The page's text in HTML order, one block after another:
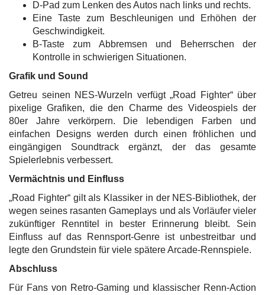
D-Pad zum Lenken des Autos nach links und rechts.
Eine Taste zum Beschleunigen und Erhöhen der
Geschwindigkeit.
B-Taste zum Abbremsen und Beherrschen der
Kontrolle in schwierigen Situationen.
Grafik und Sound
Getreu seinen NES-Wurzeln verfügt „Road Fighter“ über
pixelige Grafiken, die den Charme des Videospiels der
80er Jahre verkörpern. Die lebendigen Farben und
einfachen Designs werden durch einen fröhlichen und
eingängigen Soundtrack ergänzt, der das gesamte
Spielerlebnis verbessert.
Vermächtnis und Einfluss
„Road Fighter“ gilt als Klassiker in der NES-Bibliothek, der
wegen seines rasanten Gameplays und als Vorläufer vieler
zukünftiger Renntitel in bester Erinnerung bleibt. Sein
Einfluss auf das Rennsport-Genre ist unbestreitbar und
legte den Grundstein für viele spätere Arcade-Rennspiele.
Abschluss
Für Fans von Retro-Gaming und klassischer Renn-Action